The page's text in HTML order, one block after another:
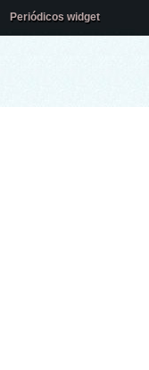
Periódicos widget